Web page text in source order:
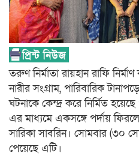
তরুণ নির্মাতা রায়হান রাফি
নারীর সংগ্রাম, পারিবারিক
ঘটনাকে কেন্দ্র করে নির্মিত
এর মাধ্যমে একসঙ্গে পর্দায়
সারিকা সাবরিন। সোমবার (৩০
পেয়েছে এটি।